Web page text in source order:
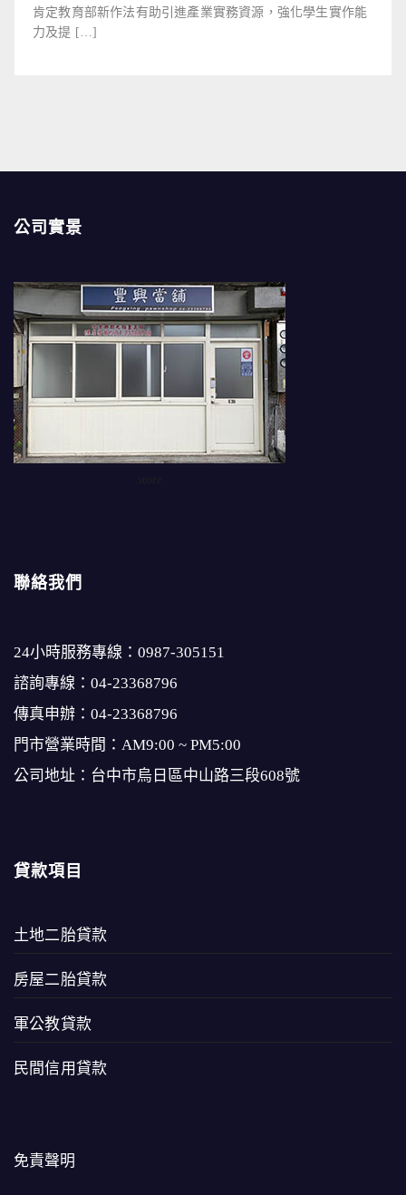
肯定教育部新作法有助引進產業實務資源，強化學生實作能
力及提 […]
公司實景
聯絡我們
24小時服務專線： 0987-305151
諮詢專線： 04-23368796
傳真申辦：04-23368796
門市營業時間：AM9:00 ~ PM5:00
公司地址：台中市烏日區中山路三段608號
貸款項目
土地二胎貸款
房屋二胎貸款
軍公教貸款
民間信用貸款
免責聲明